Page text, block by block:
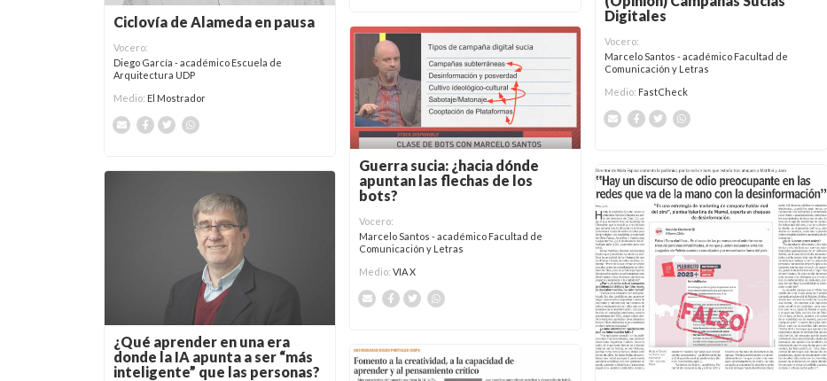
Ciclovía de Alameda en pausa
Vocero:
Diego García - académico Escuela de
Arquitectura UDP
Medio: El Mostrador
Digitales
Vocero:
Marcelo Santos - académico Facultad de
Comunicación y Letras
Medio: FastCheck
Guerra sucia: ¿hacia dónde
apuntan las flechas de los
bots?
Vocero:
Marcelo Santos - académico Facultad de
Comunicación y Letras
Medio:VIA X
¿Qué aprender en una era
donde la IA apunta a ser “más
inteligente” que las personas?